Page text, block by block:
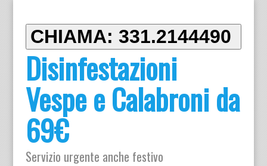
CHIAMA: 331.2144490
Disinfestazioni
Vespe e Calabroni da
69€
Servizio urgente anche festivo